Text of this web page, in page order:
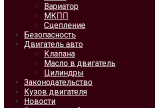
Вариатор
МКПП
Сцепление
Безопасность
Двигатель авто
Клапана
Масло в двигатель
Цилиндры
Законодательство
Кузов двигателя
Новости